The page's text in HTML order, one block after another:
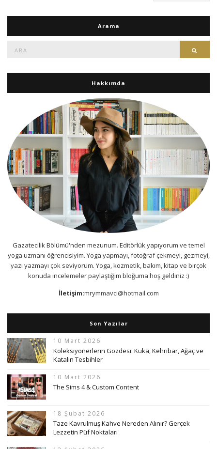
Arama
Hakkımda
Gazatecilik Bölümü'nden mezunum. Editörlük yapıyorum ve temel
yoga uzmanı öğrencisiyim. Yoga yapmayı, fotoğraf çekmeyi, gezmeyi,
yazı yazmayı çok seviyorum. Yoga, kozmetik, bakım, kitap ve birçok
konuda incelemeler paylaştığım bloğuma hoş geldiniz :)
İletişim:mrymmavci@hotmail.com
Son Yazılar
10 Mart 2026
Koleksiyonerlerin Gözdesi: Kuka, Kehribar, Ağaç ve
Katalin Tesbihler
10 Mart 2026
The Sims 4 & Custom Content
18 Şubat 2026
Taze Kavrulmuş Kahve Nereden Alınır? Gerçek
Lezzetin Püf Noktaları